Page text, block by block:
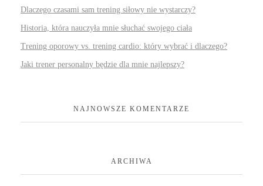
Dlaczego czasami sam trening siłowy nie wystarczy?
Historia, która nauczyła mnie słuchać swojego ciała
Trening oporowy vs. trening cardio: który wybrać i dlaczego?
Jaki trener personalny będzie dla mnie najlepszy?
NAJNOWSZE KOMENTARZE
ARCHIWA